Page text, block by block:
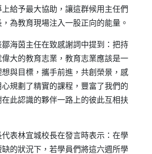
上給予最大協助，讓這群候用主任們
為教育現場注入一股正向的能量。
茵主任在致感謝詞中提到：把持
大的教育志業，教育志業應該是一
與目標，攜手前進，共創榮景，感
規劃了精實的課程，豐富了我們的
此認識的夥伴一路上的彼此互相扶
林宜城校長在發言時表示：在學
的狀況下，若學員們將這六週所學